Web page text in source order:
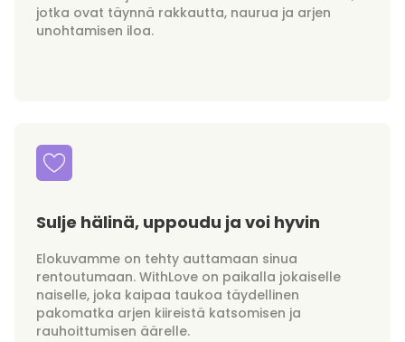
jotka ovat täynnä rakkautta, naurua ja arjen
unohtamisen iloa.
Sulje hälinä, uppoudu ja voi hyvin
Elokuvamme on tehty auttamaan sinua
rentoutumaan. WithLove on paikalla jokaiselle
naiselle, joka kaipaa taukoa täydellinen
pakomatka arjen kiireistä katsomisen ja
rauhoittumisen äärelle.